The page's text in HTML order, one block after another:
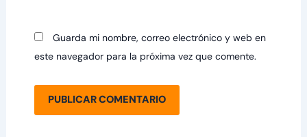
Guarda mi nombre, correo electrónico y web en
este navegador para la próxima vez que comente.